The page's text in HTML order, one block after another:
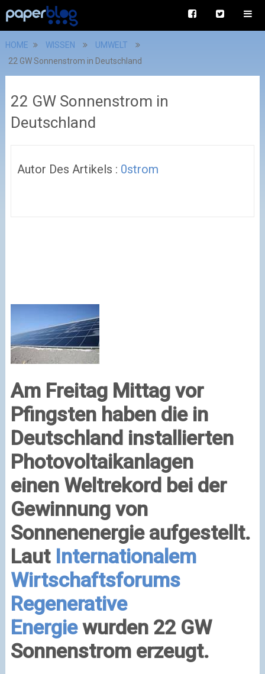
HOME WISSEN
UMWELT
22 GW Sonnenstrom in Deutschland
22 GW Sonnenstrom in
Deutschland
Autor Des Artikels : 0strom
Am Freitag Mittag vor
Pfingsten haben die in
Deutschland installierten
Photovoltaikanlagen
einen Weltrekord bei der
Gewinnung von
Sonnenenergie aufgestellt.
Laut Internationalem
Wirtschaftsforums
Regenerative
Energiewurden 22 GW
Sonnenstrom erzeugt.